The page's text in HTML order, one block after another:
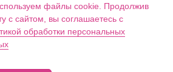
файлы cookie. Продолжив
с сайтом, вы соглашаетесь с
обработки персональных